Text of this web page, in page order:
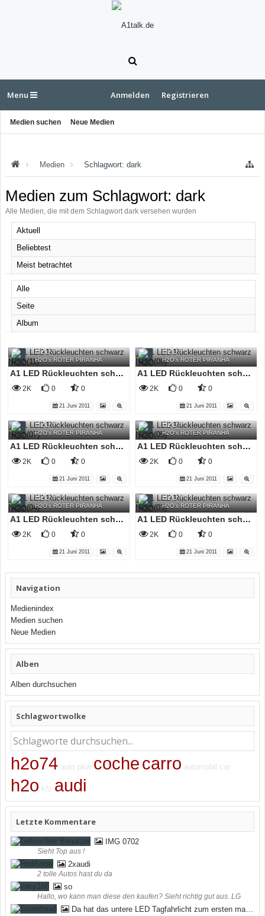
Menu
Medien suchen Neue Medien
Anmelden Registrieren
Medien Schlagwort: dark
Medien zum Schlagwort: dark
Alle Medien, die mit dem Schlagwort dark versehen wurden
Aktuell
Beliebtest
Meist betrachtet
Alle
Seite
Album
H2O
H2O's ROTER PIRANHA
A1 LED Rückleuchten schwarz NEU (11)
2K 0 0
21 Juni 2011
H2O
H2O's ROTER PIRANHA
A1 LED Rückleuchten schwarz NEU (08)
2K 0 0
21 Juni 2011
H2O
H2O's ROTER PIRANHA
A1 LED Rückleuchten schwarz NEU (07)
2K 0 0
21 Juni 2011
H2O
H2O's ROTER PIRANHA
A1 LED Rückleuchten schwarz NEU (05)
2K 0 0
21 Juni 2011
H2O
H2O's ROTER PIRANHA
A1 LED Rückleuchten schwarz NEU (04)
2K 0 0
21 Juni 2011
H2O
H2O's ROTER PIRANHA
A1 LED Rückleuchten schwarz NEU (03)
2K 0 0
21 Juni 2011
Navigation
Medienindex
Medien suchen
Neue Medien
Alben
Alben durchsuchen
Schlagwortwolke
h2o74 auto pkw cochecarro automobil car
h2o kfz audi
Letzte Kommentare
IMG 0702
Sieht Top aus !
2xaudi
2 tolle Autos hast du da
so
Hallo, wo kann man diese den kaufen? Sieht richtig gut aus. LG
Da hat das untere LED Tagfahrlicht zum ersten mal funktioniert ;) (bei mir in der Werkstatt)